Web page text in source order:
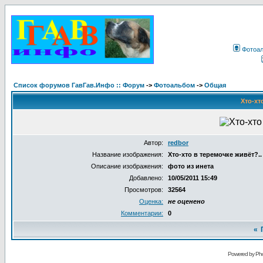
Список форумов ГавГав.Инфо :: Форум -> Фотоальбом -> Общая
Хто-
Автор:
redbor
Название изображения:
Хто-хто в теремочке живёт?..
Описание изображения:
фото из инета
Добавлено:
10/05/2011 15:49
Просмотров:
32564
Оценка:
не оценено
Комментарии:
0
«
Powered by